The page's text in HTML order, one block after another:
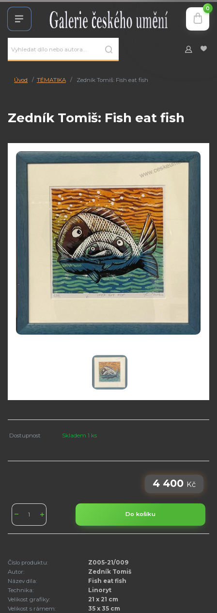
0
Úvod TÉMATIKA Zedník Tomiš: Fish eat fish
Zedník Tomiš: Fish eat fish
Dostupnost Skladem 1 ks
4 400 Kč
Do košíku
Číslo produktu:
Z005-21/009
Autor:
Zedník Tomiš
Název díla:
Fish eat fish
Technika:
Linoryt
Velikost grafiky:
21 x 21 cm
Velikost s rámem:
35 x 35 cm